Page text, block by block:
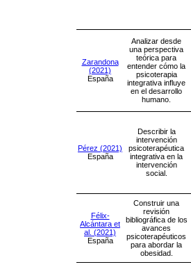
Zarandona
(2021)
España
Analizar desde
una perspectiva
teórica para
entender cómo la
psicoterapia
integrativa influye
en el desarrollo
humano.
Pérez (2021)
España
Describir la
intervención
psicoterapéutica
integrativa en la
intervención
social.
Félix-
Alcántara et
al. (2021)
España
Construir una
revisión
bibliográfica de los
avances
psicoterapéuticos
para abordar la
obesidad.